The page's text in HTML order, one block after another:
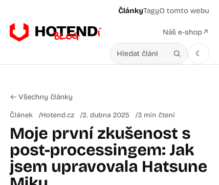
ČlánkyTagyO tomto webu
Náš e-shop↗
Hledat v článcích ☾
← Všechny články
Článek Hotend.cz 2. dubna 2025 3 min čtení
Moje první zkušenost s
post-processingem: Jak
jsem upravovala Hatsune